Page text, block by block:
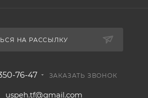
НА РАССЫЛКУ
76-47 ЗАКАЗАТЬ ЗВОНОК
uspeh.tf@gmail.com